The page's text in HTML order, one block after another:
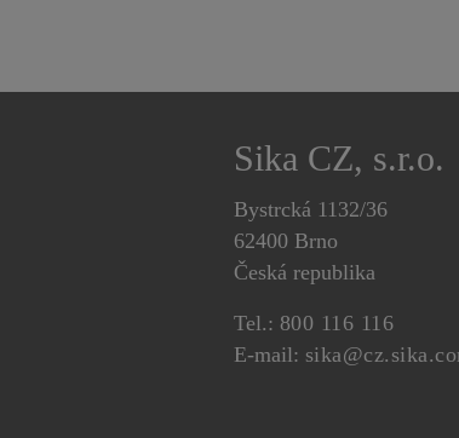
Sika CZ, s.r.o.
Bystrcká 1132/36
62400 Brno
Česká republika
Tel.: 800 116 116
E-mail: